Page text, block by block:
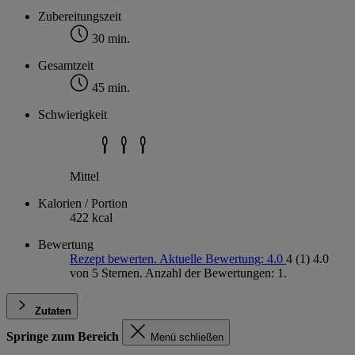
Zubereitungszeit
30 min.
Gesamtzeit
45 min.
Schwierigkeit
Mittel
Kalorien / Portion
422 kcal
Bewertung
Rezept bewerten. Aktuelle Bewertung: 4.0 4 (1) 4.0
von 5 Sternen. Anzahl der Bewertungen: 1.
Zutaten
Springe zum Bereich Menü schließen